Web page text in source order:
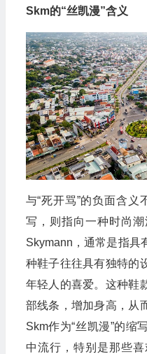
Skm的“丝凯漫”含义
与“死开骂”的负面含义
写，则指向一种时尚
Skymann，通常是指具
种鞋子往往具有独特的
年轻人的喜爱。这种鞋
部线条，增加身高，从
Skm作为“丝凯漫”的缩
中流行，特别是那些